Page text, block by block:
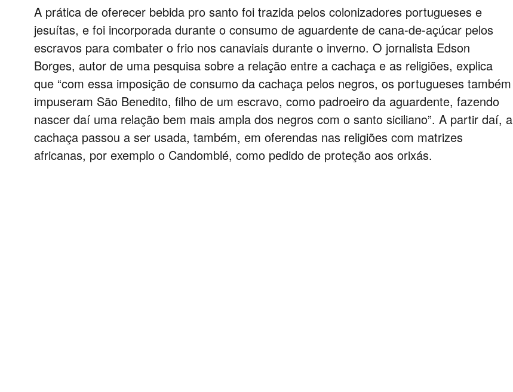
e
v
e
m
e
A prática de oferecer bebida pro santo foi trazida pelos colonizadores portugueses e
jesuítas, e foi incorporada durante o consumo de aguardente de cana-de-açúcar pelos
escravos para combater o frio nos canaviais durante o inverno. O jornalista Edson
Borges, autor de uma pesquisa sobre a relação entre a cachaça e as religiões, explica
que “com essa imposição de consumo da cachaça pelos negros, os portugueses também
impuseram São Benedito, filho de um escravo, como padroeiro da aguardente, fazendo
nascer daí uma relação bem mais ampla dos negros com o santo siciliano”. A partir daí, a
cachaça passou a ser usada, também, em oferendas nas religiões com matrizes
africanas, por exemplo o Candomblé, como pedido de proteção aos orixás.